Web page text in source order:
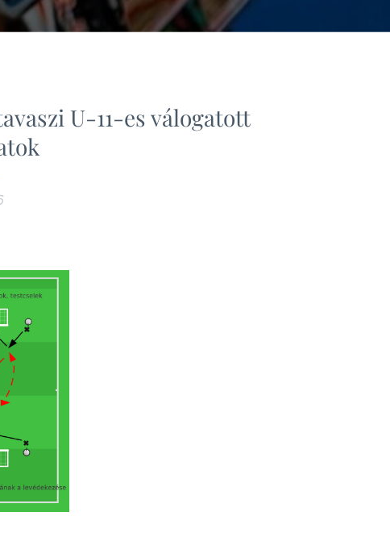
U-11-es válogatott